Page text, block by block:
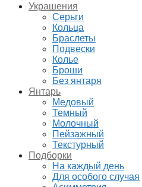
Украшения
Серьги
Кольца
Браслеты
Подвески
Колье
Броши
Без янтаря
Янтарь
Медовый
Темный
Молочный
Пейзажный
Текстурный
Подборки
На каждый день
Для особого случая